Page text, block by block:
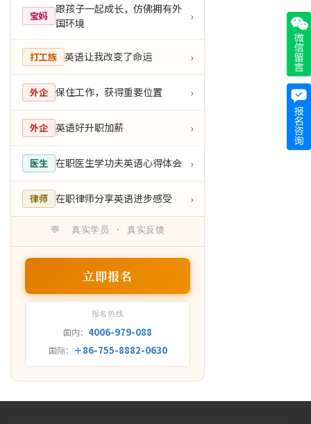
宝妈
跟孩子一起成长，仿佛拥有外
国环境
›
打工族 英语让我改变了命运 ›
外企 保住工作，获得重要位置 ›
外企 英语好升职加薪 ›
医生 在职医生学功夫英语心得体会 ›
律师 在职律师分享英语进步感受 ›
💬 真实学员 · 真实反馈
立即报名
报名热线
国内： 4006-979-088
国际： ＋86-755-8882-0630